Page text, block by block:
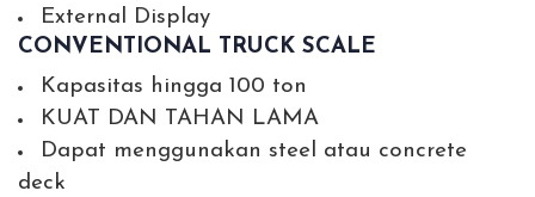
External Display
CONVENTIONAL TRUCK SCALE
Kapasitas hingga 100 ton
KUAT DAN TAHAN LAMA
Dapat menggunakan steel atau concrete
deck